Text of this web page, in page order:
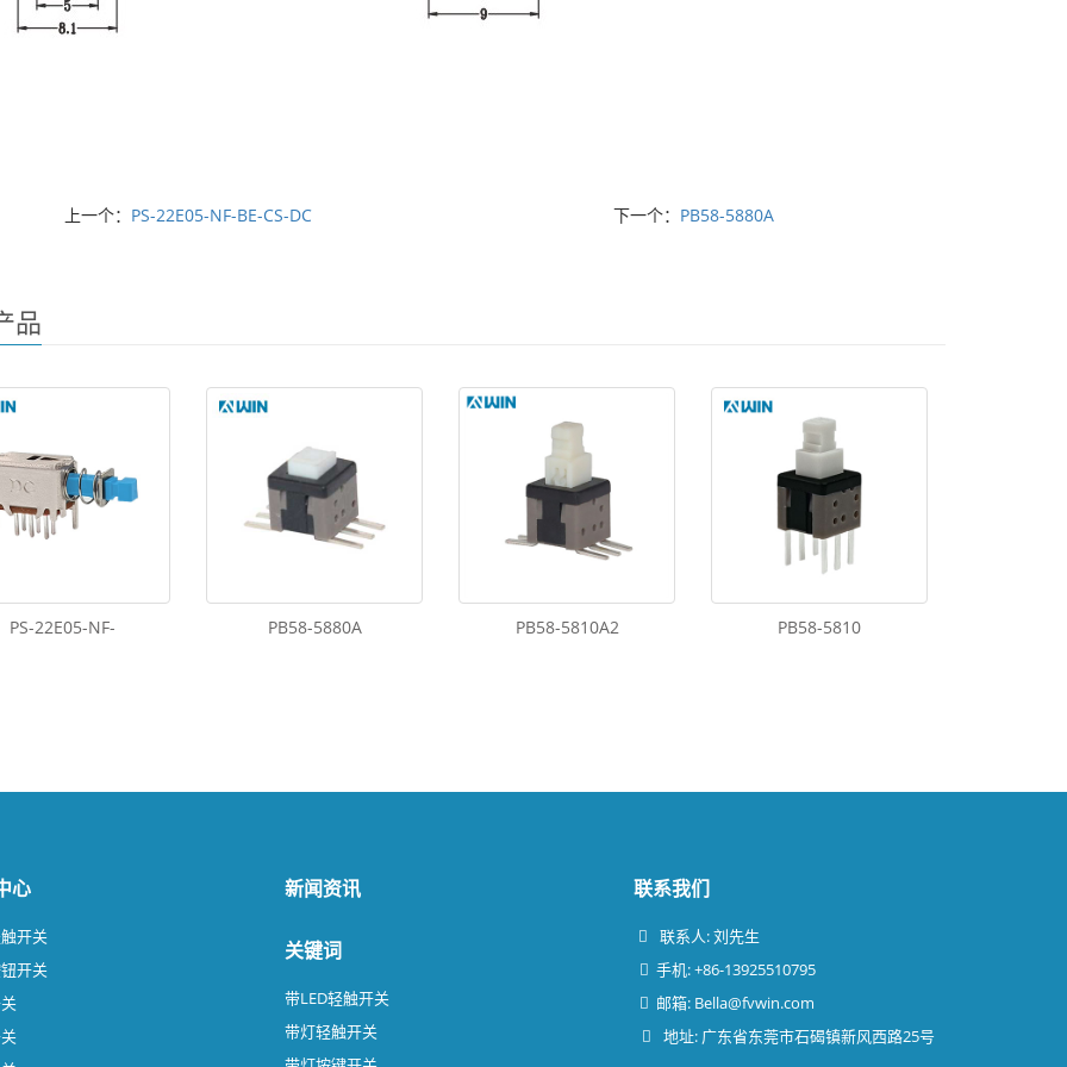
上一个： PS-22E05-NF-BE-CS-DC 下一个： PB58-5880A
品
PS-22E05-NF- PB58-5880A PB58-5810A2 PB58-5810
心
开关
开关
新闻资讯
关键词
带LED轻触开关
带灯轻触开关
联系我们
联系人: 刘先生
手机: +86-13925510795
邮箱: Bella@fvwin.com
地址: 广东省东莞市石碣镇新风西路25号